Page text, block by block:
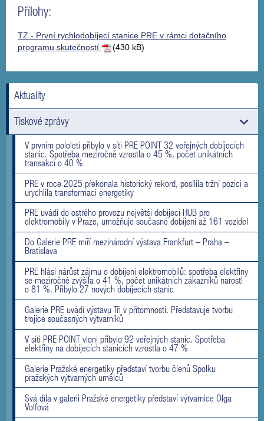
Přílohy:
TZ - První rychlodobíjecí stanice PRE v rámci dotačního
programu skutečností
(430 kB)
Aktuality
Tiskové zprávy
V prvním pololetí přibylo v síti PRE POINT 32 veřejných dobíjecích
stanic. Spotřeba meziročně vzrostla o 45 %, počet unikátních
transakcí o 40 %
PRE v roce 2025 překonala historický rekord, posílila tržní pozici a
urychlila transformaci energetiky
PRE uvádí do ostrého provozu největší dobíjecí HUB pro
elektromobily v Praze, umožňuje současné dobíjení až 161 vozidel
Do Galerie PRE míří mezinárodní výstava Frankfurt – Praha –
Bratislava
PRE hlásí nárůst zájmu o dobíjení elektromobilů: spotřeba elektřiny
se meziročně zvýšila o 41 %, počet unikátních zákazníků narostl
o 81 %. Přibylo 27 nových dobíjecích stanic
Galerie PRE uvádí výstavu Tři v přítomnosti. Představuje tvorbu
trojice současných výtvarníků
V síti PRE POINT vloni přibylo 92 veřejných stanic. Spotřeba
elektřiny na dobíjecích stanicích vzrostla o 47 %
Galerie Pražské energetiky představí tvorbu členů Spolku
pražských výtvarných umělců
Svá díla v galerii Pražské energetiky představí výtvarnice Olga
Volfová